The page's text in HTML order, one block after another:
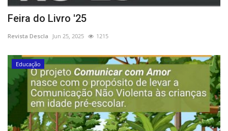
Feira do Livro '25
Revista Descla Jun 25, 2025 1215
Educação